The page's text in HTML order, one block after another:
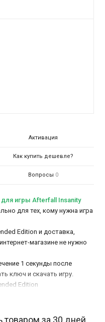
Активация
Как купить дешевле?
Вопросы 0
игры Afterfall Insanity
для тех, кому нужна игра
Edition и доставка,
магазине не нужно
1 секунды после
ключ и скачать игру.
Edition
После третьей мировой
лет в подземных убежищах,
товаром за 30 дней